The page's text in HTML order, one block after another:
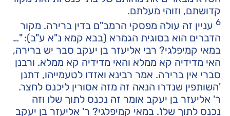
קדושתם, וזוהי מעלתם.
6עניין זה עולה מפסקי הרמב"ם בדין ברירה. מקור
הדברים הוא בסוגית הגמרא (בבא קמא נ"א ע"ב): "…
במאי קמיפלגי? רבי אליעזר בן יעקב סבר יש ברירה,
האי מדידיה קא ממלא והאי מדידיה קא ממלא. ורבנן
סברי אין ברירה. אמר רבינא ואזדו לטעמייהו, דתנן
'השותפין שנדרו הנאה זה מזה אסורין ליכנס לחצר.
ר' אליעזר בן יעקב אומר זה נכנס לתוך שלו וזה
נכנס לתוך שלו'. במאי קמיפלגי? ר' אליעזר בן יעקב